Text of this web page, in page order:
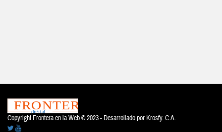
Copyright Frontera en la Web © 2023 - Desarrollado por Krosfy. C.A.